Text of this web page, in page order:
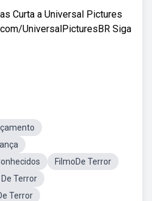
Curta a Universal Pictures
UniversalPicturesBR Siga
FilmoDe Terror
Terror
Terror